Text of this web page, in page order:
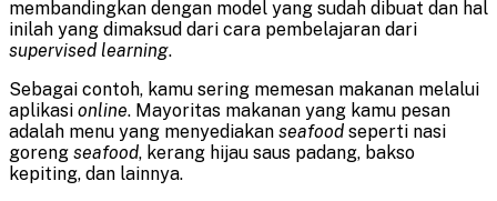
membandingkan dengan model yang sudah dibuat dan hal
inilah yang dimaksud dari cara pembelajaran dari
supervised learning.
Sebagai contoh, kamu sering memesan makanan melalui
aplikasi online. Mayoritas makanan yang kamu pesan
adalah menu yang menyediakan seafood seperti nasi
goreng seafood, kerang hijau saus padang, bakso
kepiting, dan lainnya.